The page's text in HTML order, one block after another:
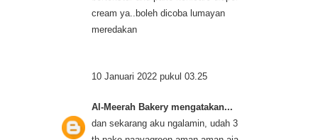
cream ya..boleh dicoba lumayan
meredakan
10 Januari 2022 pukul 03.25
Al-Meerah Bakery mengatakan...
dan sekarang aku ngalamin, udah 3